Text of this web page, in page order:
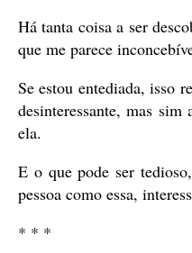
Há tanta coisa a ser
que me parece
Se estou entediada, isso
desinteressante, mas sim
ela.
E o que pode ser
pessoa como essa,
* * *